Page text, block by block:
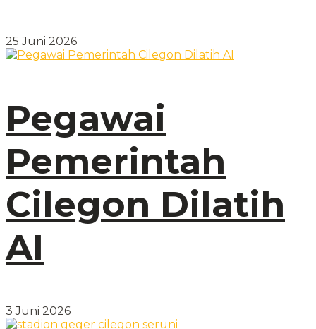
25 Juni 2026
Pegawai
Pemerintah
Cilegon Dilatih
AI
3 Juni 2026